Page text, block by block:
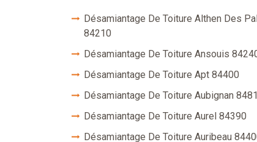
Désamiantage De Toiture Althen Des
84210
Désamiantage De Toiture Ansouis
Désamiantage De Toiture Apt 84400
Désamiantage De Toiture Aubignan
Désamiantage De Toiture Aurel 84390
Désamiantage De Toiture Auribeau